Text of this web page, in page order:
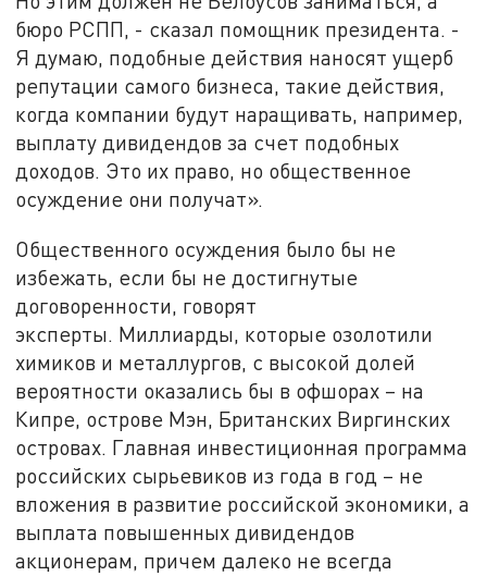
бюро РСПП, - сказал помощник президента. -
Я думаю, подобные действия наносят ущерб
репутации самого бизнеса, такие действия,
когда компании будут наращивать, например,
выплату дивидендов за счет подобных
доходов. Это их право, но общественное
осуждение они получат».
Общественного осуждения было бы не
избежать, если бы не достигнутые
договоренности, говорят
эксперты. Миллиарды, которые озолотили
химиков и металлургов, с высокой долей
вероятности оказались бы в офшорах – на
Кипре, острове Мэн, Британских Виргинских
островах. Главная инвестиционная программа
российских сырьевиков из года в год – не
вложения в развитие российской экономики, а
выплата повышенных дивидендов
акционерам, причем далеко не всегда